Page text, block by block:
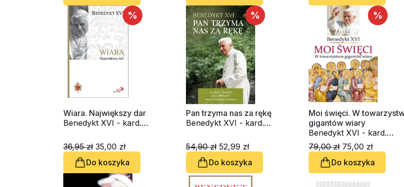
%
Wiara. Największy dar
Benedykt XVI - kard.
36,95 zł 35,00 zł
Do koszyka
%
Pan trzyma nas za rękę
Benedykt XVI - kard.
54,90 zł 52,99 zł
Do koszyka
%
Moi święci. W
gigantów wiary
Benedykt XVI - kard.
Joseph Ratzinger
79,00 zł 75,00 zł
Do koszyka